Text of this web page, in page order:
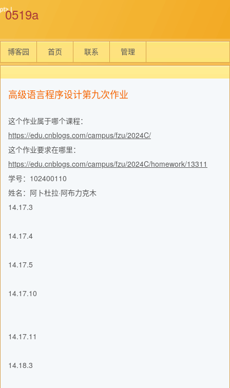
0519a
博客园 首页 联系 管理
高级语言程序设计第九次作业
这个作业属于哪个课程：
https://edu.cnblogs.com/campus/fzu/2024C/
这个作业要求在哪里：
https://edu.cnblogs.com/campus/fzu/2024C/homework/13311
学号：102400110
姓名：阿卜杜拉·阿布力克木
14.17.3
14.17.4
14.17.5
14.17.10
14.17.11
14.18.3